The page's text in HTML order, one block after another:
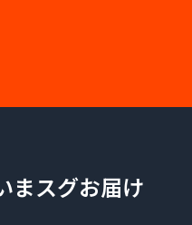
まスグお届け